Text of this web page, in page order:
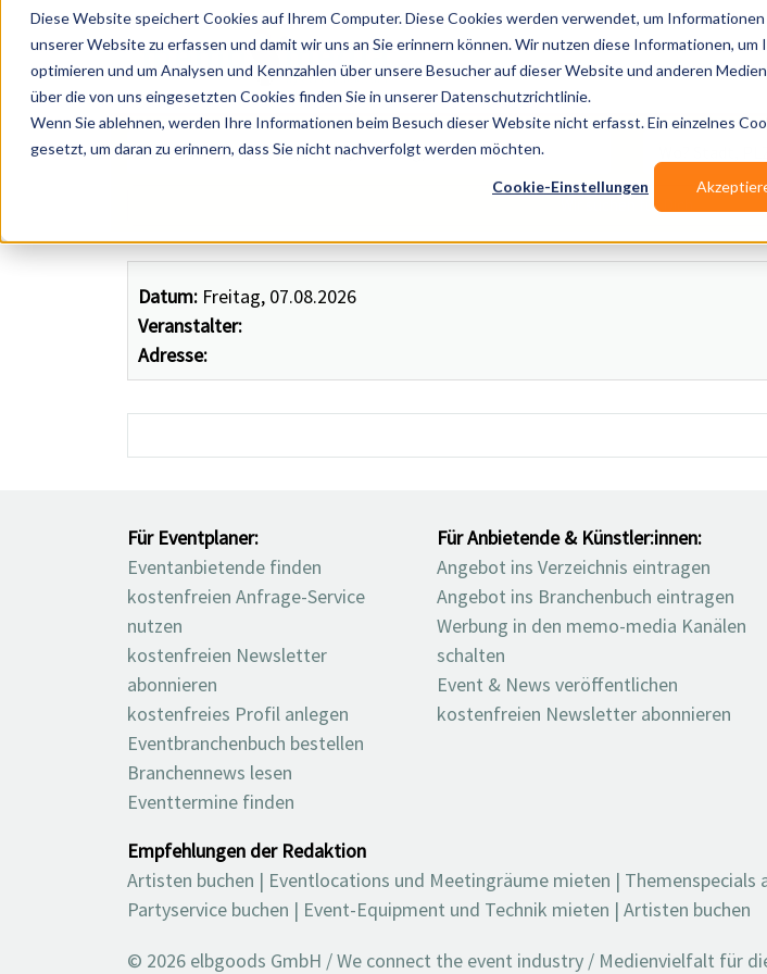
Diese Website speichert Cookies auf Ihrem Computer. Diese Cookies werden verwendet, um
unserer Website zu erfassen und damit wir uns an Sie erinnern können. Wir nutzen diese Informationen, um
optimieren und um Analysen und Kennzahlen über unsere Besucher auf dieser Website und anderen
über die von uns eingesetzten Cookies finden Sie in unserer Datenschutzrichtlinie.
Wenn Sie ablehnen, werden Ihre Informationen beim Besuch dieser Website nicht erfasst. Ein einzelnes
gesetzt, um daran zu erinnern, dass Sie nicht nachverfolgt werden möchten.
Cookie-Einstellungen
Datum: Freitag, 07.08.2026
Veranstalter:
Adresse:
Publikationen
Künstler, Zelte, Bands, Catering, ...
Wir suchen für Dich
Für Eventplaner:
Eventanbietende finden
kostenfreien Anfrage-Service
nutzen
kostenfreien Newsletter
abonnieren
kostenfreies Profil anlegen
Eventbranchenbuch bestellen
Branchennews lesen
Eventtermine finden
Für Anbietende & Künstler:innen:
Angebot ins Verzeichnis eintragen
Angebot ins Branchenbuch eintragen
Werbung in den memo-media Kanälen
schalten
Event & News veröffentlichen
kostenfreien Newsletter abonnieren
Empfehlungen der Redaktion
Artisten buchen | Eventlocations und Meetingräume mieten | Themenspecials
Partyservice buchen | Event-Equipment und Technik mieten | Artisten buchen
© 2026 elbgoods GmbH / We connect the event industry / Medienvielfalt für